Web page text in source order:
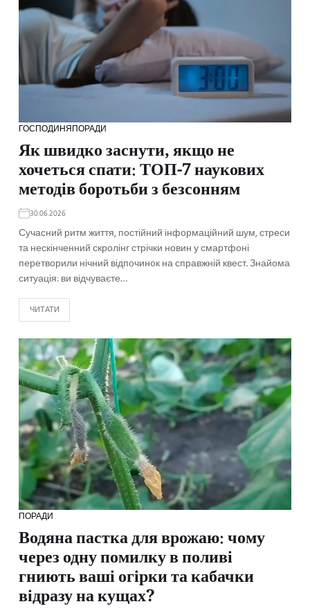
ГОСПОДИНЯ ПОРАДИ
Як швидко заснути, якщо не
хочеться спати: ТОП-7 наукових
методів боротьби з безсонням
30.06.2026
Сучасний ритм життя, постійний інформаційний шум, стреси
та нескінченний скролінг стрічки новин у смартфоні
перетворили нічний відпочинок на справжній квест. Знайома
ситуація: ви відчуваєте…
ЧИТАТИ
ПОРАДИ
Водяна пастка для врожаю: чому
через одну помилку в поливі
гниють ваші огірки та кабачки
відразу на кущах?